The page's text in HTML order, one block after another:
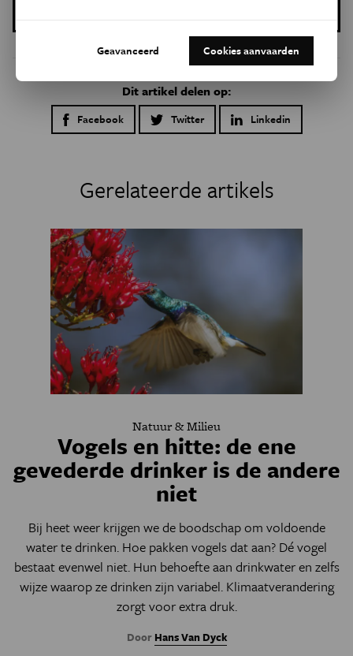
Dit artikel delen op:
Facebook Twitter Linkedin
Gerelateerde artikels
Natuur & Milieu
Vogels en hitte: de ene
gevederde drinker is de andere
niet
Bij heet weer krijgen we de boodschap om voldoende
water te drinken. Hoe pakken vogels dat aan? Dé vogel
bestaat evenwel niet. Hun behoefte aan drinkwater en zelfs
wijze waarop ze drinken zijn variabel. Klimaatverandering
zorgt voor extra druk.
Door Hans Van Dyck
Geavanceerd Cookies aanvaarden